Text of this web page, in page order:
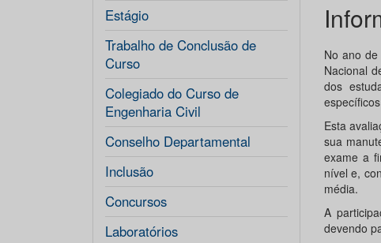
Estágio
Trabalho de Conclusão de
Curso
Colegiado do Curso de
Engenharia Civil
Conselho Departamental
Inclusão
Concursos
Laboratórios
No ano
Nacional
dos
Esta
sua
exame a
nível e,
média.
A
devendo